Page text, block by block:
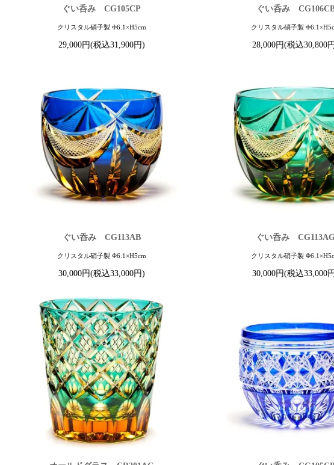
ぐい呑み CG105CP
クリスタル硝子製 Φ6.1×H5cm
29,000円(税込31,900円)
ぐい呑み
クリスタル硝子製
28,000円(税込30,800
ぐい呑み CG113AB
クリスタル硝子製 Φ6.1×H5cm
30,000円(税込33,000円)
ぐい呑み
クリスタル硝子製
30,000円(税込33,000